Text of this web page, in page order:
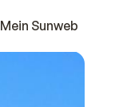
Mein Sunweb